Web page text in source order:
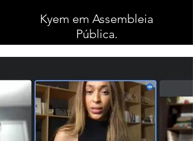
Kyem em Assembleia
Pública.